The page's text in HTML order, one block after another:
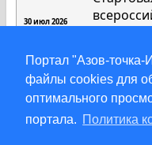
Портал "Азов-точка-
файлы cookies для
оптимального
портала. Политика
30 июл 2026